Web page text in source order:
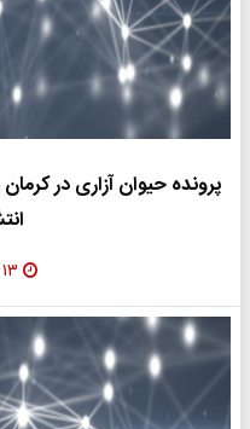
پرونده حیوان آزاری در
۱۳ خرداد ۱۳۹۹